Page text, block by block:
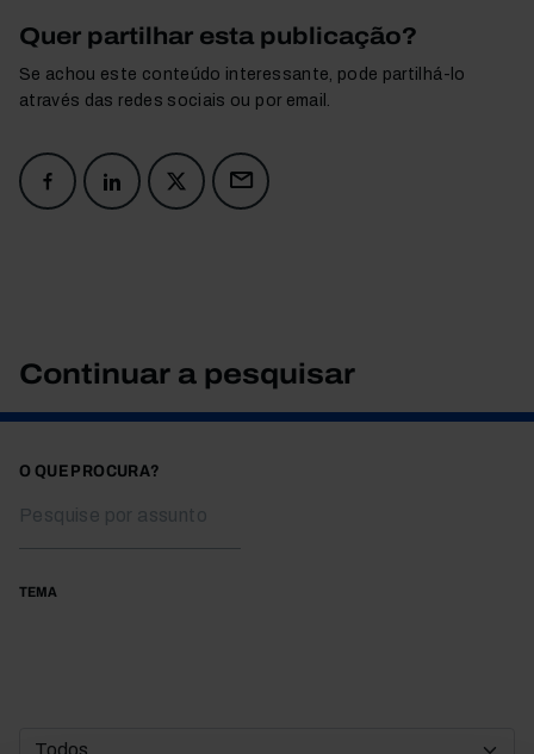
Quer partilhar esta publicação?
Se achou este conteúdo interessante, pode partilhá-lo
através das redes sociais ou por email.
Continuar a pesquisar
O QUE PROCURA?
TEMA